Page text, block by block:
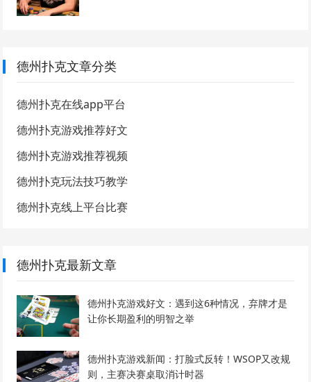
德州扑克文章分类
德州扑克在线app平台
德州扑克游戏推荐好文
德州扑克游戏推荐视频
德州扑克玩法技巧教学
德州扑克线上平台比赛
德州扑克最新文章
德州扑克游戏好文：遇到这6种情况，弃牌才是
让你长期盈利的明智之举
德州扑克游戏新闻：打脸式反转！WSOP又改规
则，主赛决赛桌取消计时器